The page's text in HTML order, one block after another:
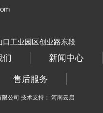
工业园区创业路东段
们 新闻中心
售后服务
公司 技术支持： 河南云启